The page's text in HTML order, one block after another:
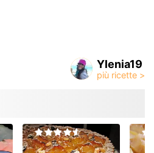
Ylenia19